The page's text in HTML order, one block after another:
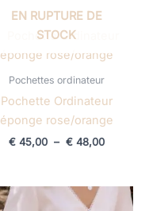
EN RUPTURE DE
STOCK
Pochettes ordinateur
Pochette Ordinateur
éponge rose/orange
€45,00 – €48,00
prix :
€ 48,00
Plage